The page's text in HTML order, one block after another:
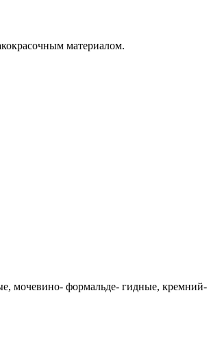
материалом.
мочевино- формальде- гидные, кремний-